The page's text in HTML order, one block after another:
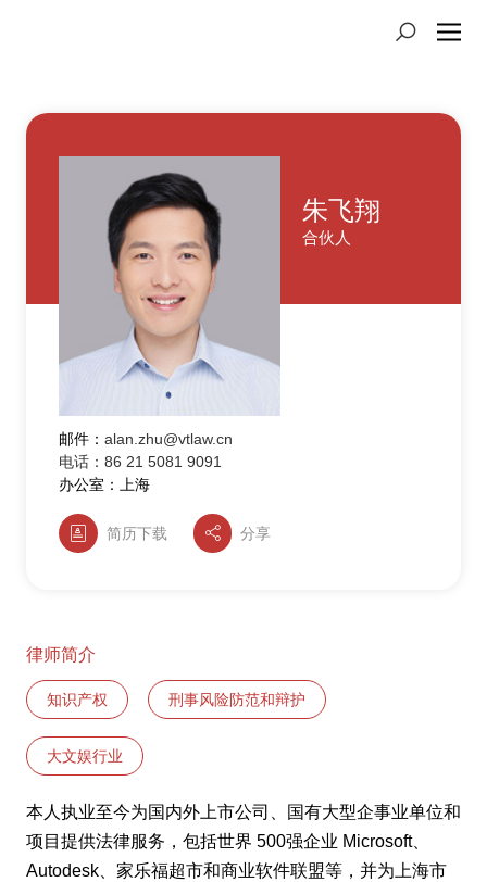
朱飞翔
合伙人
邮件： alan.zhu@vtlaw.cn
电话：86 21 5081 9091
办公室：上海
简历下载 分享
律师简介
知识产权 刑事风险防范和辩护
大文娱行业
本人执业至今为国内外上市公司、国有大型企事业单位和
项目提供法律服务，包括世界 500强企业 Microsoft、
Autodesk、家乐福超市和商业软件联盟等，并为上海市